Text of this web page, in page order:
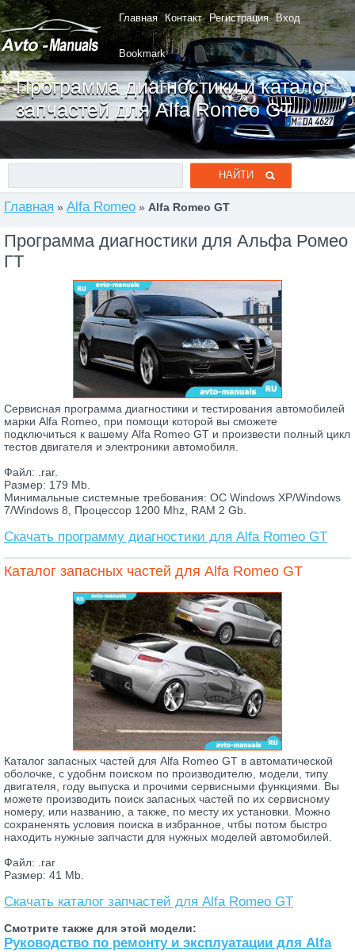
Главная Контакт Регистрация Вход
Bookmark
Программа диагностики и каталог
запчастей для Alfa Romeo GT
Главная » Alfa Romeo » Alfa Romeo GT
Программа диагностики для Альфа Ромео
ГТ
Сервисная программа диагностики и тестирования автомобилей
марки Alfa Romeo, при помощи которой вы сможете
подключиться к вашему Alfa Romeo GT и произвести полный цикл
тестов двигателя и электроники автомобиля.
Файл: .rar.
Размер: 179 Mb.
Минимальные системные требования: ОС Windows XP/Windows
7/Windows 8, Процессор 1200 Mhz, RAM 2 Gb.
Скачать программу диагностики для Alfa Romeo GT
Каталог запасных частей для Alfa Romeo GT
Каталог запасных частей для Alfa Romeo GT в автоматической
оболочке, с удобнм поиском по производителю, модели, типу
двигателя, году выпуска и прочими сервисными функциями. Вы
можете производить поиск запасных частей по их сервисному
номеру, или названию, а также, по месту их установки. Можно
сохраненять условия поиска в избранное, чтбы потом быстро
находить нужные запчасти для нужных моделей автомобилей.
Файл: .rar
Размер: 41 Mb.
Скачать каталог запчастей для Alfa Romeo GT
Смотрите также для этой модели:
Руководство по ремонту и эксплуатации для Alfa